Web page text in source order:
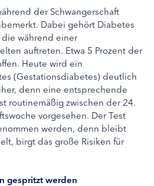
der Schwangerschaft
Dabei gehört Diabetes
während einer
auftreten. Etwa 5 Prozent der
Heute wird ein
(Gestationsdiabetes) deutlich
denn eine entsprechende
routinemäßig zwischen der 24.
vorgesehen. Der Test
werden, denn bleibt
birgt das große Risiken für
gespritzt werden